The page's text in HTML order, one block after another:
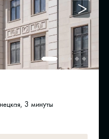
3 минуты